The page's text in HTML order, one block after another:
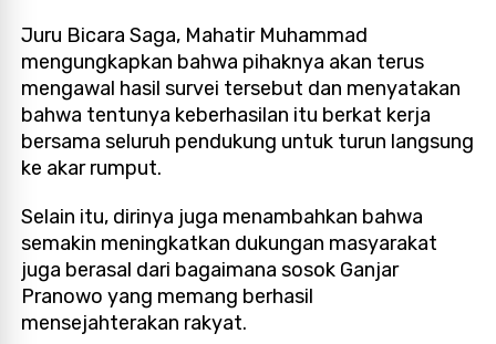
Juru Bicara Saga, Mahatir Muhammad
mengungkapkan bahwa pihaknya akan terus
mengawal hasil survei tersebut dan menyatakan
bahwa tentunya keberhasilan itu berkat kerja
bersama seluruh pendukung untuk turun langsung
ke akar rumput.
Selain itu, dirinya juga menambahkan bahwa
semakin meningkatkan dukungan masyarakat
juga berasal dari bagaimana sosok Ganjar
Pranowo yang memang berhasil
mensejahterakan rakyat.